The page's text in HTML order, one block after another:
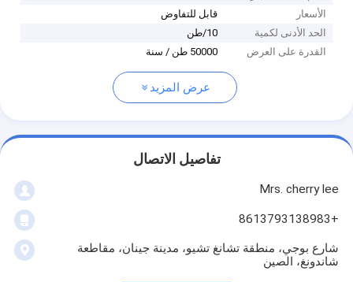
الأسعار
قابل للتفاوض
الحد الأدنى لكمية
10/طن
القدرة على العرض
50000 طن / سنة
عرض المزيد
تفاصيل الاتصال
Mrs. cherry lee
+8613793138983
شارع بوجي، منطقة تشانغ تشيو، مدينة جينان، مقاطعة
شاندونغ، الصين